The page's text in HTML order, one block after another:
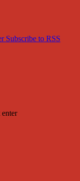
Subscribe to RSS